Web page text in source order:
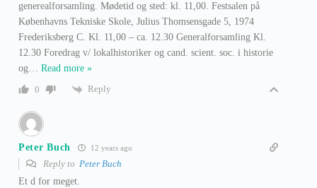
generealforsamling. Mødetid og sted: kl. 11,00. Festsalen på
Københavns Tekniske Skole, Julius Thomsensgade 5, 1974
Frederiksberg C. Kl. 11,00 – ca. 12.30 Generalforsamling Kl.
12.30 Foredrag v/ lokalhistoriker og cand. scient. soc. i historie
og… Read more »
0
Reply
Peter Buch 12 years ago
Reply to Peter Buch
Et d for meget.